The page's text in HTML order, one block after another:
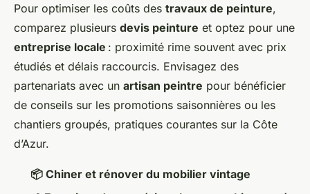
Pour optimiser les coûts des travaux de peinture,
comparez plusieurs devis peinture et optez pour une
entreprise locale : proximité rime souvent avec prix
étudiés et délais raccourcis. Envisagez des
partenariats avec un artisan peintre pour bénéficier
de conseils sur les promotions saisonnières ou les
chantiers groupés, pratiques courantes sur la Côte
d’Azur.
📦 Chiner et rénover du mobilier vintage